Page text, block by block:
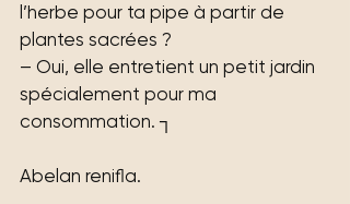
l’herbe pour ta pipe à partir de
plantes sacrées ?
– Oui, elle entretient un petit jardin
spécialement pour ma
consommation. ┐
Abelan renifla.